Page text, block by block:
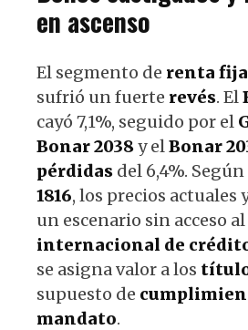
en ascenso
El segmento de renta fija
sufrió un fuerte revés. El
cayó 7,1%, seguido por el
Bonar 2038y elBonar
pérdidas del 6,4%.
1816, los precios actuales
un escenario sin acceso al
internacional de
se asigna valor a los
supuesto de
mandato.